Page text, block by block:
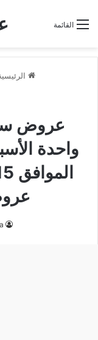
القائمة
عروض